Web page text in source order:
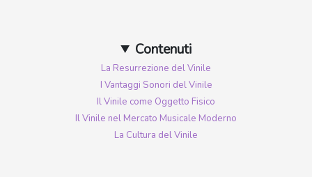
Contenuti
La Resurrezione del Vinile
I Vantaggi Sonori del Vinile
Il Vinile come Oggetto Fisico
Il Vinile nel Mercato Musicale Moderno
La Cultura del Vinile